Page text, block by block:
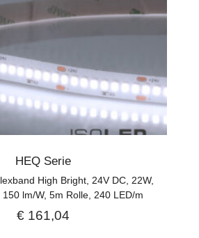
HEQ Serie
High Bright, 24V DC, 22W,
lm/W, 5m Rolle, 240 LED/m
€161,04